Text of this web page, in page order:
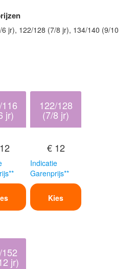
jr), 122/128 (7/8 jr), 134/140 (9/10
jr)
122/128
(7/8 jr)
€ 12
Indicatie
Garenprijs**
Kies
jr)